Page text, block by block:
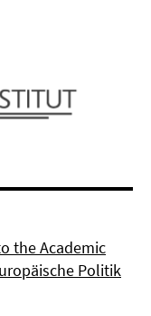
the Academic
Politik